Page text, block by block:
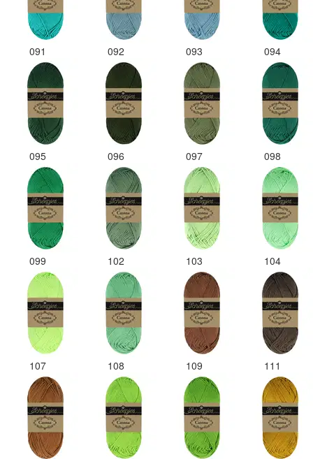
091 092 093 094
095 096 097 098
099 102 103 104
107 108 109 111